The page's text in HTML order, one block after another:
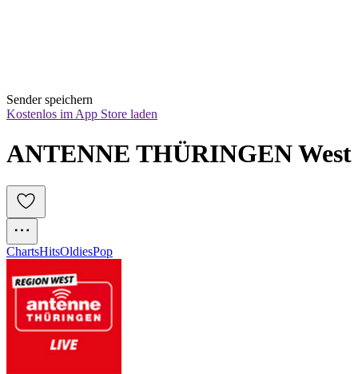
Sender speichern
Kostenlos im App Store laden
ANTENNE THÜRINGEN West
ChartsHitsOldiesPop